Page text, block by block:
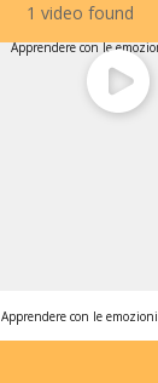
1 video found
Apprendere con le emozioni